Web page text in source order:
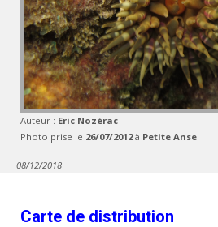
Auteur : Eric Nozérac
Photo prise le 26/07/2012à Petite Anse
08/12/2018
Carte de distribution